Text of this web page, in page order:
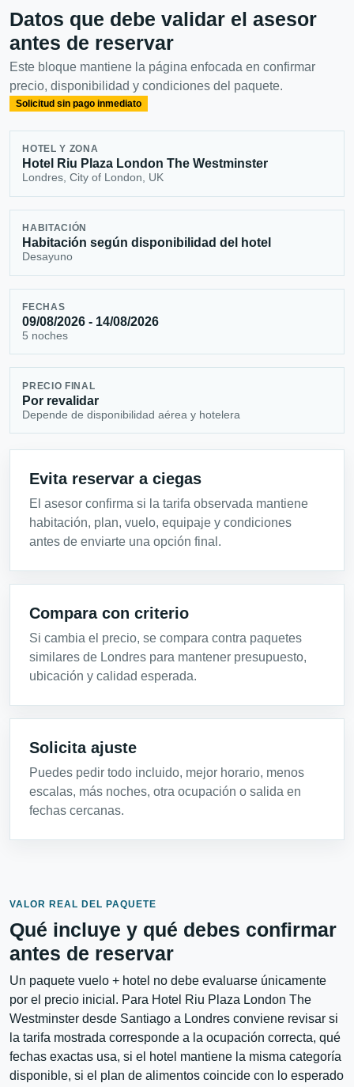
Datos que debe validar el asesor
antes de reservar
Este bloque mantiene la página enfocada en confirmar
precio, disponibilidad y condiciones del paquete.
Solicitud sin pago inmediato
HOTEL Y ZONA
Hotel Riu Plaza London The Westminster
Londres, City of London, UK
HABITACIÓN
Habitación según disponibilidad del hotel
Desayuno
FECHAS
09/08/2026 - 14/08/2026
5 noches
PRECIO FINAL
Por revalidar
Depende de disponibilidad aérea y hotelera
Evita reservar a ciegas
El asesor confirma si la tarifa observada mantiene
habitación, plan, vuelo, equipaje y condiciones
antes de enviarte una opción final.
Compara con criterio
Si cambia el precio, se compara contra paquetes
similares de Londres para mantener presupuesto,
ubicación y calidad esperada.
Solicita ajuste
Puedes pedir todo incluido, mejor horario, menos
escalas, más noches, otra ocupación o salida en
fechas cercanas.
VALOR REAL DEL PAQUETE
Qué incluye y qué debes confirmar
antes de reservar
Un paquete vuelo + hotel no debe evaluarse únicamente
por el precio inicial. Para Hotel Riu Plaza London The
Westminster desde Santiago a Londres conviene revisar si
la tarifa mostrada corresponde a la ocupación correcta, qué
fechas exactas usa, si el hotel mantiene la misma categoría
disponible, si el plan de alimentos coincide con lo esperado